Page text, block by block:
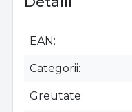
EAN
Categorii
Greutate